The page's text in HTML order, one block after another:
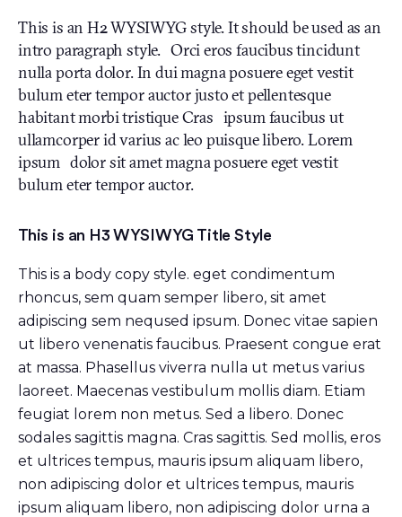
This is an H2 WYSIWYG style. It should be used as an
intro paragraph style. Orci eros faucibus tincidunt
nulla porta dolor. In dui magna posuere eget vestit
bulum eter tempor auctor justo et pellentesque
habitant morbi tristique Cras ipsum faucibus ut
ullamcorper id varius ac leo puisque libero. Lorem
ipsum dolor sit amet magna posuere eget vestit
bulum eter tempor auctor.
This is an H3 WYSIWYG Title Style
This is a body copy style. eget condimentum
rhoncus, sem quam semper libero, sit amet
adipiscing sem neqused ipsum. Donec vitae sapien
ut libero venenatis faucibus. Praesent congue erat
at massa. Phasellus viverra nulla ut metus varius
laoreet. Maecenas vestibulum mollis diam. Etiam
feugiat lorem non metus. Sed a libero. Donec
sodales sagittis magna. Cras sagittis. Sed mollis, eros
et ultrices tempus, mauris ipsum aliquam libero,
non adipiscing dolor et ultrices tempus, mauris
ipsum aliquam libero, non adipiscing dolor urna a